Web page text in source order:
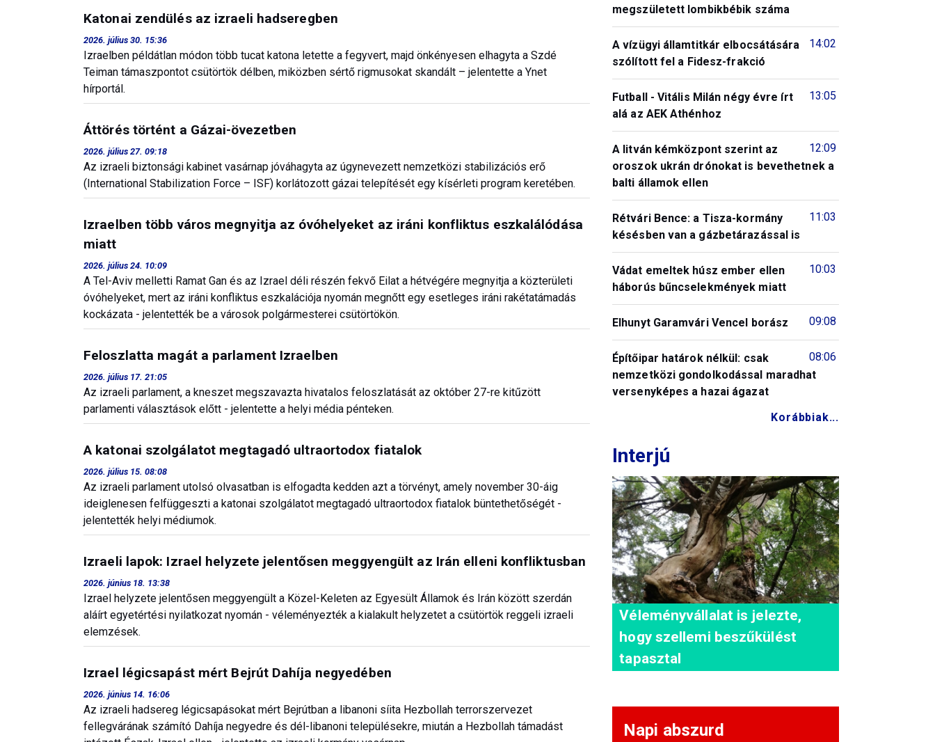
Katonai zendülés az izraeli hadseregben
2026. július 30. 15:36
Izraelben példátlan módon több tucat katona letette a fegyvert, majd önkényesen elhagyta a Szdé
Teiman támaszpontot csütörtök délben, miközben sértő rigmusokat skandált – jelentette a Ynet
hírportál.
Áttörés történt a Gázai-övezetben
2026. július 27. 09:18
Az izraeli biztonsági kabinet vasárnap jóváhagyta az úgynevezett nemzetközi stabilizációs erő
(International Stabilization Force – ISF) korlátozott gázai telepítését egy kísérleti program keretében.
Izraelben több város megnyitja az óvóhelyeket az iráni konfliktus eszkalálódása
miatt
2026. július 24. 10:09
A Tel-Aviv melletti Ramat Gan és az Izrael déli részén fekvő Eilat a hétvégére megnyitja a közterületi
óvóhelyeket, mert az iráni konfliktus eszkalációja nyomán megnőtt egy esetleges iráni rakétatámadás
kockázata - jelentették be a városok polgármesterei csütörtökön.
Feloszlatta magát a parlament Izraelben
2026. július 17. 21:05
Az izraeli parlament, a kneszet megszavazta hivatalos feloszlatását az október 27-re kitűzött
parlamenti választások előtt - jelentette a helyi média pénteken.
A katonai szolgálatot megtagadó ultraortodox fiatalok
2026. július 15. 08:08
Az izraeli parlament utolsó olvasatban is elfogadta kedden azt a törvényt, amely november 30-áig
ideiglenesen felfüggeszti a katonai szolgálatot megtagadó ultraortodox fiatalok büntethetőségét -
jelentették helyi médiumok.
Izraeli lapok: Izrael helyzete jelentősen meggyengült az Irán elleni konfliktusban
2026. június 18. 13:38
Izrael helyzete jelentősen meggyengült a Közel-Keleten az Egyesült Államok és Irán között szerdán
aláírt egyetértési nyilatkozat nyomán - véleményezték a kialakult helyzetet a csütörtök reggeli izraeli
elemzések.
Izrael légicsapást mért Bejrút Dahíja negyedében
2026. június 14. 16:06
Az izraeli hadsereg légicsapásokat mért Bejrútban a libanoni síita Hezbollah terrorszervezet
fellegvárának számító Dahíja negyedre és dél-libanoni településekre, miután a Hezbollah támadást
megszületett lombikbébik száma
14:02
A vízügyi államtitkár elbocsátására
szólított fel a Fidesz-frakció
13:05
Futball - Vitális Milán négy évre írt
alá az AEK Athénhoz
12:09
A litván kémközpont szerint az
oroszok ukrán drónokat is bevethetnek a
balti államok ellen
11:03
Rétvári Bence: a Tisza-kormány
késésben van a gázbetárazással is
10:03
Vádat emeltek húsz ember ellen
háborús bűncselekmények miatt
09:08
Elhunyt Garamvári Vencel borász
08:06
Építőipar határok nélkül: csak
nemzetközi gondolkodással maradhat
versenyképes a hazai ágazat
Korábbiak...
Interjú
Véleményvállalat is jelezte,
hogy szellemi beszűkülést
tapasztal
Napi abszurd